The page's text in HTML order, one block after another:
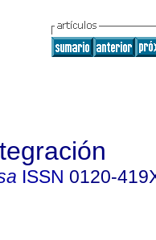
ISSN 0120-